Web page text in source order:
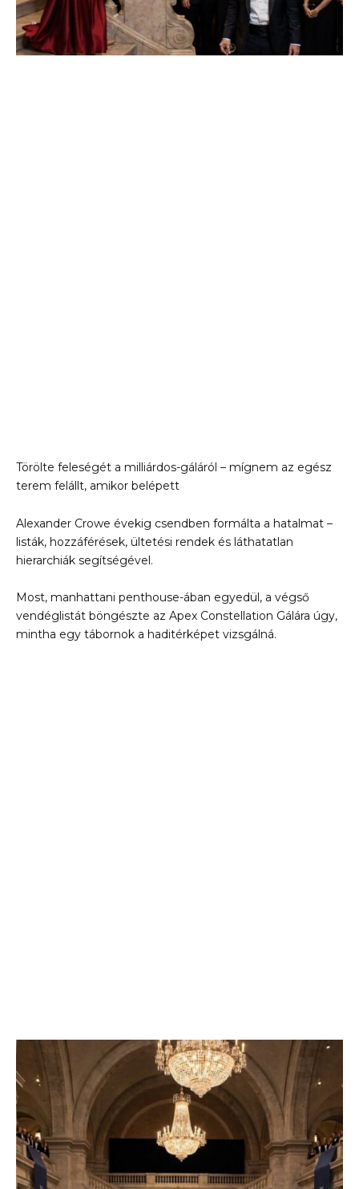
Törölte feleségét a milliárdos-gáláról – mígnem az egész
terem felállt, amikor belépett
Alexander Crowe évekig csendben formálta a hatalmat –
listák, hozzáférések, ültetési rendek és láthatatlan
hierarchiák segítségével.
Most, manhattani penthouse-ában egyedül, a végső
vendéglistát böngészte az Apex Constellation Gálára úgy,
mintha egy tábornok a haditérképet vizsgálná.